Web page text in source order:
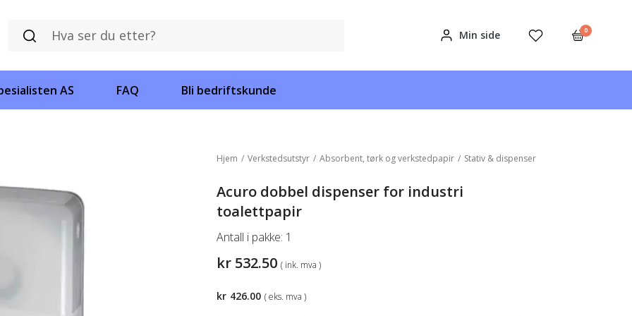
Min side 0
AS FAQ Bli bedriftskunde
Hjem / Verkstedsutstyr / Absorbent, tørk og verkstedpapir / Stativ & dispenser
Acuro dobbel dispenser for industri
toalettpapir
kr 532.50 ( ink. mva )
Antall i pakke: 1
kr 426.00 ( eks. mva )